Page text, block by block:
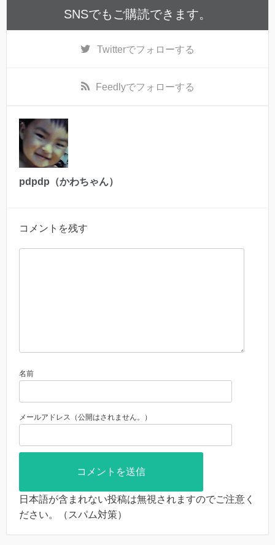
SNSでもご購読できます。
Twitterでフォローする
Feedlyでフォローする
pdpdp（かわちゃん）
コメントを残す
名前
メールアドレス（公開はされません。）
日本語が含まれない投稿は無視されますのでご注意く
ださい。（スパム対策）